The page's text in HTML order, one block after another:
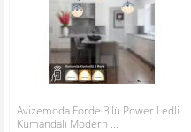
Avizemoda Forde 3'lü Power Ledli
Kumandalı Modern ...